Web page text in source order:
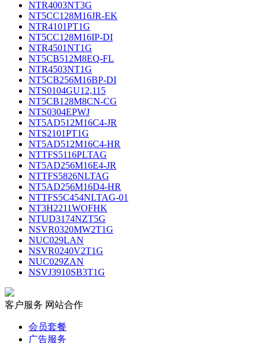
NTR4003NT3G
NT5CC128M16JR-EK
NTR4101PT1G
NT5CC128M16IP-DI
NTR4501NT1G
NT5CB512M8EQ-FL
NTR4503NT1G
NT5CB256M16BP-DI
NTS0104GU12,115
NT5CB128M8CN-CG
NTS0304EPWJ
NT5AD512M16C4-JR
NTS2101PT1G
NT5AD512M16C4-HR
NTTFS5116PLTAG
NT5AD256M16E4-JR
NTTFS5826NLTAG
NT5AD256M16D4-HR
NTTFS5C454NLTAG-01
NT3H2211WOFHK
NTUD3174NZT5G
NSVR0320MW2T1G
NUC029LAN
NSVR0240V2T1G
NUC029ZAN
NSVJ3910SB3T1G
客户服务 网站合作
会员套餐
广告服务